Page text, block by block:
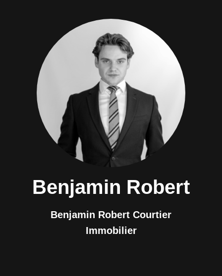
Benjamin Robert
Benjamin Robert Courtier
Immobilier